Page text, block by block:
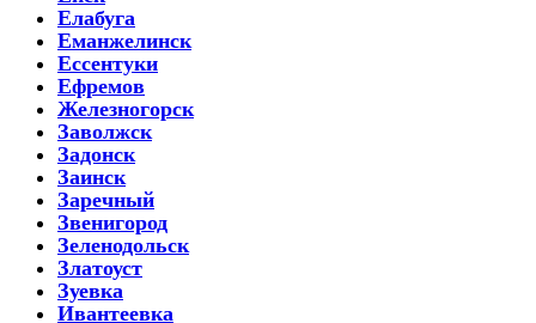
Елабуга
Еманжелинск
Ессентуки
Ефремов
Железногорск
Заволжск
Задонск
Заинск
Заречный
Звенигород
Зеленодольск
Златоуст
Зуевка
Ивантеевка